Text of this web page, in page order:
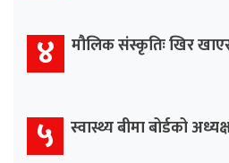
४ मौलिक संस्कृतिः खिर
५ स्वास्थ्य बीमा बोर्डको